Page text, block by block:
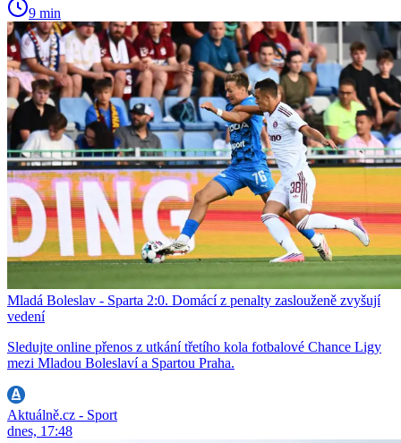
9 min
Mladá Boleslav - Sparta 2:0. Domácí z penalty zaslouženě zvyšují
vedení
Sledujte online přenos z utkání třetího kola fotbalové Chance Ligy
mezi Mladou Boleslaví a Spartou Praha.
Aktuálně.cz - Sport
dnes, 17:48